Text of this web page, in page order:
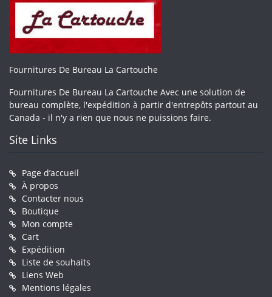
Fournitures De Bureau La Cartouche
Fournitures De Bureau La Cartouche Avec une solution de
bureau complète, l'expédition à partir d'entrepôts partout au
Canada - il n'y a rien que nous ne puissions faire.
Site Links
Page d’accueil
À propos
Contacter nous
Boutique
Mon compte
Cart
Expédition
Liste de souhaits
Liens Web
Mentions légales